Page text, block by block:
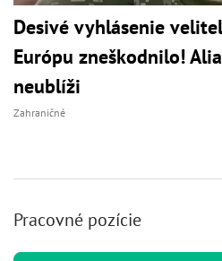
Desivé vyhlásenie
Európu zneškodnilo!
neublíži
Zahraničné
Pracovné pozície